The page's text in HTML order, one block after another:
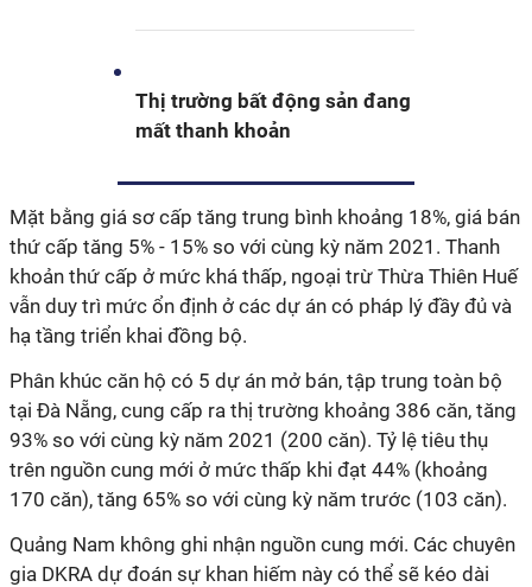
Thị trường bất động sản đang
mất thanh khoản
Mặt bằng giá sơ cấp tăng trung bình khoảng 18%, giá bán
thứ cấp tăng 5% - 15% so với cùng kỳ năm 2021. Thanh
khoản thứ cấp ở mức khá thấp, ngoại trừ Thừa Thiên Huế
vẫn duy trì mức ổn định ở các dự án có pháp lý đầy đủ và
hạ tầng triển khai đồng bộ.
Phân khúc căn hộ có 5 dự án mở bán, tập trung toàn bộ
tại Đà Nẵng, cung cấp ra thị trường khoảng 386 căn, tăng
93% so với cùng kỳ năm 2021 (200 căn). Tỷ lệ tiêu thụ
trên nguồn cung mới ở mức thấp khi đạt 44% (khoảng
170 căn), tăng 65% so với cùng kỳ năm trước (103 căn).
Quảng Nam không ghi nhận nguồn cung mới. Các chuyên
gia DKRA dự đoán sự khan hiếm này có thể sẽ kéo dài